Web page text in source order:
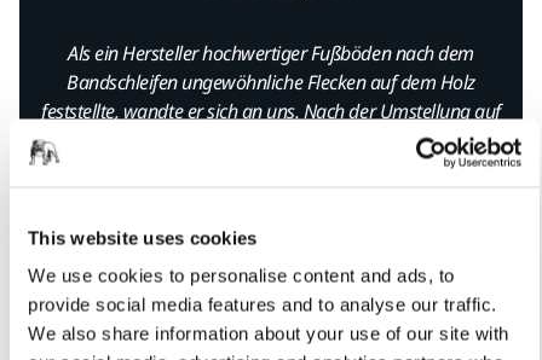
This website uses cookies
We use cookies to personalise content and ads, to
provide social media features and to analyse our traffic.
We also share information about your use of our site with
Als ein Hersteller hochwertiger Fußböden nach dem
Bandschleifen ungewöhnliche Flecken auf dem Holz
feststellte, wandte er sich an uns. Nach der Umstellung auf
die breiten Bänder von Mirka konnte das Problem
erfolgreich behoben werden. Seitdem ist Mirka zu einem
how für die Oberflächenbearbeitung geworden.
Oberflächenschleifen